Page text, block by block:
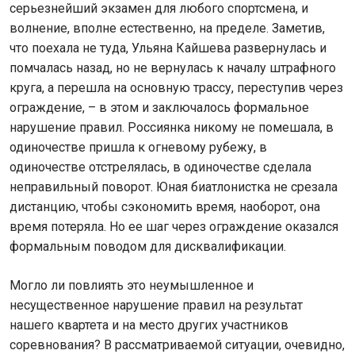
серьезнейший экзамен для любого спортсмена, и
волнение, вполне естественно, на пределе. Заметив,
что поехала не туда, Ульяна Кайшева развернулась и
помчалась назад, но не вернулась к началу штрафного
круга, а перешла на основную трассу, переступив через
ограждение, – в этом и заключалось формальное
нарушение правил. Россиянка никому не помешала, в
одиночестве пришла к огневому рубежу, в
одиночестве отстрелялась, в одиночестве сделала
неправильный поворот. Юная биатлонистка не срезала
дистанцию, чтобы сэкономить время, наоборот, она
время потеряла. Но ее шаг через ограждение оказался
формальным поводом для дисквалификации.
Могло ли повлиять это неумышленное и
несущественное нарушение правил на результат
нашего квартета и на место других участников
соревнования? В рассматриваемой ситуации, очевидно,